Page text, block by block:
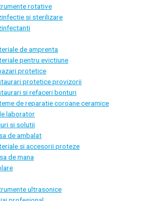
rotative
si sterilizare
de amprenta
pentru evictiune
protetice
protetice provizorii
si refaceri bonturi
de reparatie coroane ceramice
laborator
si solutii
de ambalat
si accesorii proteze
de mana
ultrasonice